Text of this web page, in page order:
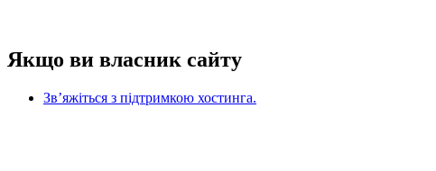
Якщо ви власник сайту
Зв’яжіться з підтримкою хостинга.